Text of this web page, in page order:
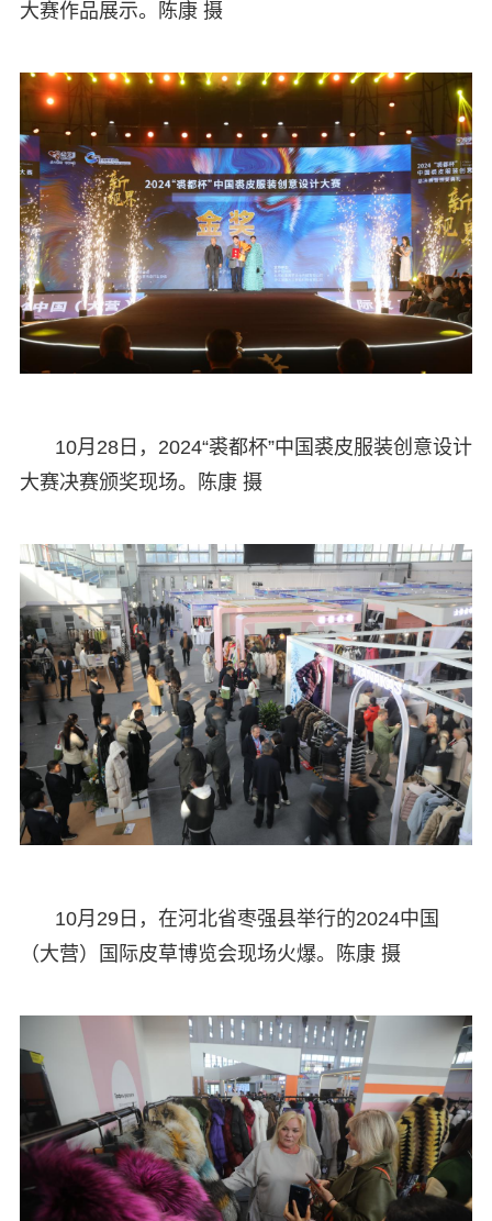
大赛作品展示。陈康 摄
10月28日，2024“裘都杯”中国裘皮服装创意设计
大赛决赛颁奖现场。陈康 摄
10月29日，在河北省枣强县举行的2024中国
（大营）国际皮草博览会现场火爆。陈康 摄